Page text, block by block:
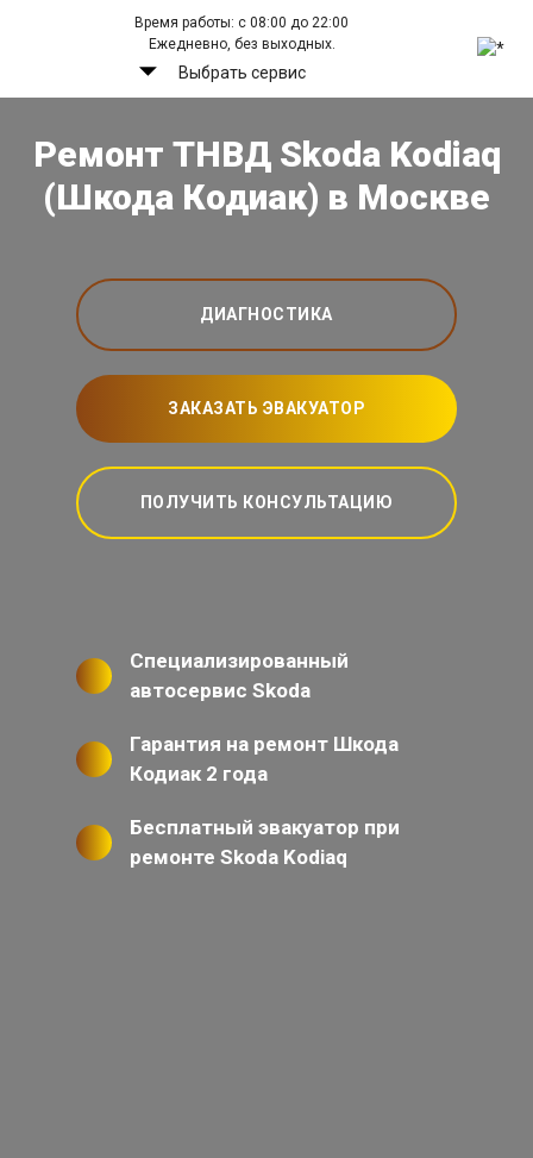
Время работы: с 08:00 до 22:00
Ежедневно, без выходных.
Выбрать сервис
Ремонт ТНВД Skoda Kodiaq
(Шкода Кодиак) в Москве
ДИАГНОСТИКА
ЗАКАЗАТЬ ЭВАКУАТОР
ПОЛУЧИТЬ КОНСУЛЬТАЦИЮ
Специализированный
автосервис Skoda
Гарантия на ремонт Шкода
Кодиак 2 года
Бесплатный эвакуатор при
ремонте Skoda Kodiaq